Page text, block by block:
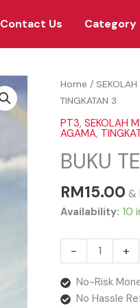
Contact Us Category
Home /
TINGKATAN 3
PT3, SEKOLAH
AGAMA,
BUKU
RM15.00 &
Availability: 10
-
BUKU
TEKS
USULUDIN
TINGKATAN
quantity
+
No-Risk
No Hassle